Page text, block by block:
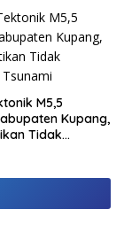
M5,5
Kupang,
Tidak